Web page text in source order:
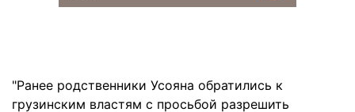
"Ранее родственники Усояна обратились к
грузинским властям с просьбой разрешить